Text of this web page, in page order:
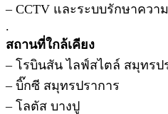
– CCTV และระบบรักษาคว
.
สถานที่ใกล้เคียง
– โรบินสัน ไลฟ์สไตล์ สมุทรป
– บิ๊กซี สมุทรปราการ
– โลตัส บางปู